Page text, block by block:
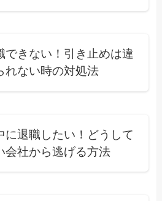
できない！引き止めは違
れない時の対処法
に退職したい！どうして
会社から逃げる方法